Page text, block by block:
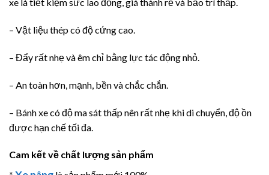
xe là tiết kiệm sức lao động, giá thành rẻ và bảo trí thấp.
– Vật liệu thép có độ cứng cao.
– Đẩy rất nhẹ và êm chỉ bằng lực tác động nhỏ.
– An toàn hơn, mạnh, bền và chắc chắn.
– Bánh xe có độ ma sát thấp nên rất nhẹ khi di chuyển, độ ồn
được hạn chế tối đa.
Cam kết về chất lượng sản phẩm